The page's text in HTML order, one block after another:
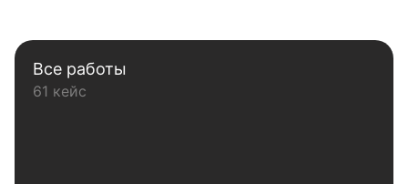
Все работы
61 кейс